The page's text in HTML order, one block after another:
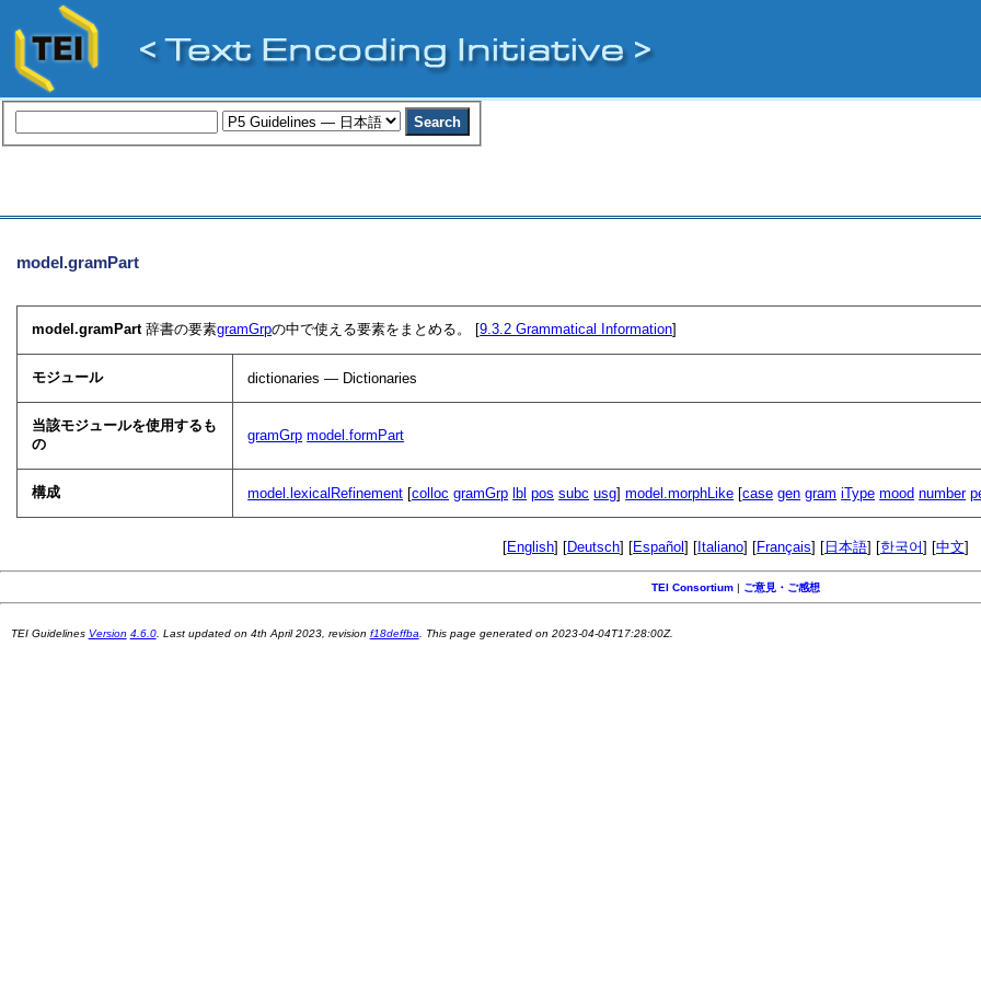
model.gramPart
model.gramPart辞書の要素gramGrpの中で使える要素をまとめる。 [9.3.2Grammatical Information]
モジュール dictionaries — Dictionaries
当該モジュールを使用するも
の
gramGrp model.formPart
構成 model.lexicalRefinement [colloc gramGrp lbl pos subc usg]model.morphLike [case gen gram iType mood number
[English] [Deutsch] [Español] [Italiano] [Français] [日本語] [한국어] [中文]
TEI Consortium | ご意見・ご感想
TEI Guidelines Version 4.6.0. Last updated on 4th April 2023, revision f18deffba . This page generated on 2023-04-04T17:28:00Z.